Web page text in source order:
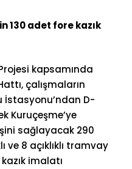
130 adet fore kazık
kapsamında
çalışmaların
D-
Kuruçeşme’ye
sağlayacak 290
8 açıklıklı tramvay
imalatı